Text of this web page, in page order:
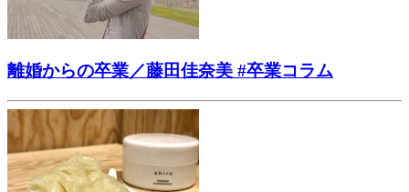
離婚からの卒業／藤田佳奈美 #卒業コラム